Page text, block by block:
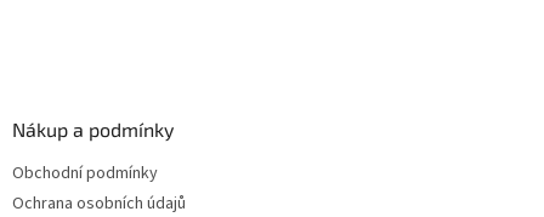
Nákup a podmínky
Obchodní podmínky
Ochrana osobních údajů